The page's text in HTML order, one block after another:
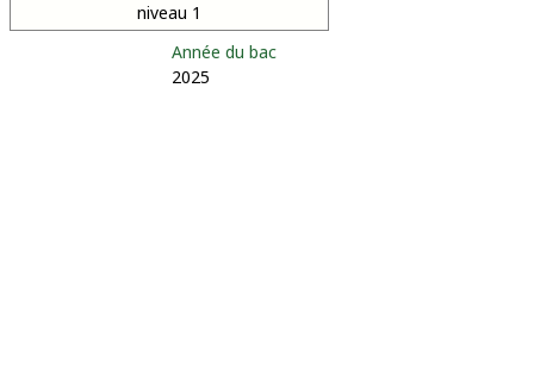
niveau 1
Année du bac
2025